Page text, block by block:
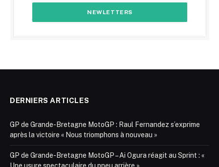
DERNIERS ARTICLES
GP de Grande-Bretagne MotoGP : Raul Fernandez s’exprime
après la victoire « Nous triomphons à nouveau »
GP de Grande-Bretagne MotoGP – Ai Ogura réagit au Sprint : «